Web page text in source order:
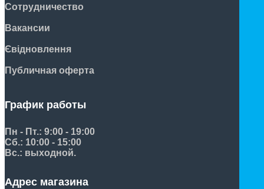
Сотрудничество
Вакансии
Євідновлення
Публичная оферта
График работы
Пн - Пт.: 9:00 - 19:00
Сб.: 10:00 - 15:00
Вс.: выходной.
Адрес магазина